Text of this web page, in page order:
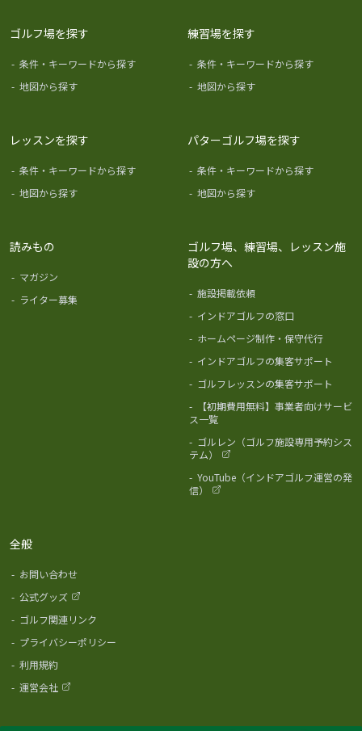
ゴルフ場を探す
- 条件・キーワードから探す
- 地図から探す
練習場を探す
- 条件・キーワードから探す
- 地図から探す
レッスンを探す
- 条件・キーワードから探す
- 地図から探す
パターゴルフ場を探す
- 条件・キーワードから探す
- 地図から探す
読みもの
- マガジン
- ライター募集
ゴルフ場、練習場、レッスン施
設の方へ
- 施設掲載依頼
- インドアゴルフの窓口
- ホームページ制作・保守代行
- インドアゴルフの集客サポート
- ゴルフレッスンの集客サポート
-
【初期費用無料】事業者向けサービ
ス一覧
- ゴルレン（ゴルフ施設専用予約シス
テム）
- YouTube（インドアゴルフ運営の発
信）
全般
- お問い合わせ
- 公式グッズ
- ゴルフ関連リンク
- プライバシーポリシー
- 利用規約
- 運営会社